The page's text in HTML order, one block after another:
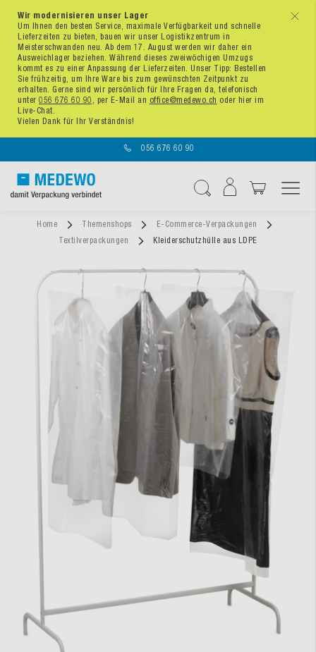
x
Wir modernisieren unser Lager
Um Ihnen den besten Service, maximale Verfügbarkeit und schnelle
Lieferzeiten zu bieten, bauen wir unser Logistikzentrum in
Meisterschwanden neu. Ab dem 17. August werden wir daher ein
Ausweichlager beziehen. Während dieses zweiwöchigen Umzugs
kommt es zu einer Anpassung der Lieferzeiten. Unser Tipp: Bestellen
Sie frühzeitig, um Ihre Ware bis zum gewünschten Zeitpunkt zu
erhalten. Gerne sind wir persönlich für Ihre Fragen da, telefonisch
unter 056 676 60 90 , per E-Mail an office@medewo.ch oder hier im
Live-Chat.
Vielen Dank für Ihr Verständnis!
056 676 60 90
Home Themenshops
E-Commerce-Verpackungen
Textilverpackungen
Kleiderschutzhülle aus LDPE